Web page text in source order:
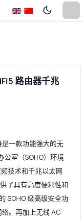
路由器千兆
一款功能强大的无
公室（SOHO）环境
技术和千兆以太网
了具有高度便利性和
SOHO 级高级安全功
。再加上无线 AC